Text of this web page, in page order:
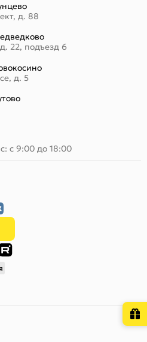
д. 88
22, подъезд 6
д. 5
с 9:00 до 18:00